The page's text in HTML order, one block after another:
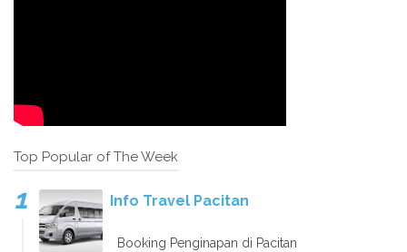
Top Popular of The Week
Info Travel Pacitan
Booking Penginapan di Pacitan